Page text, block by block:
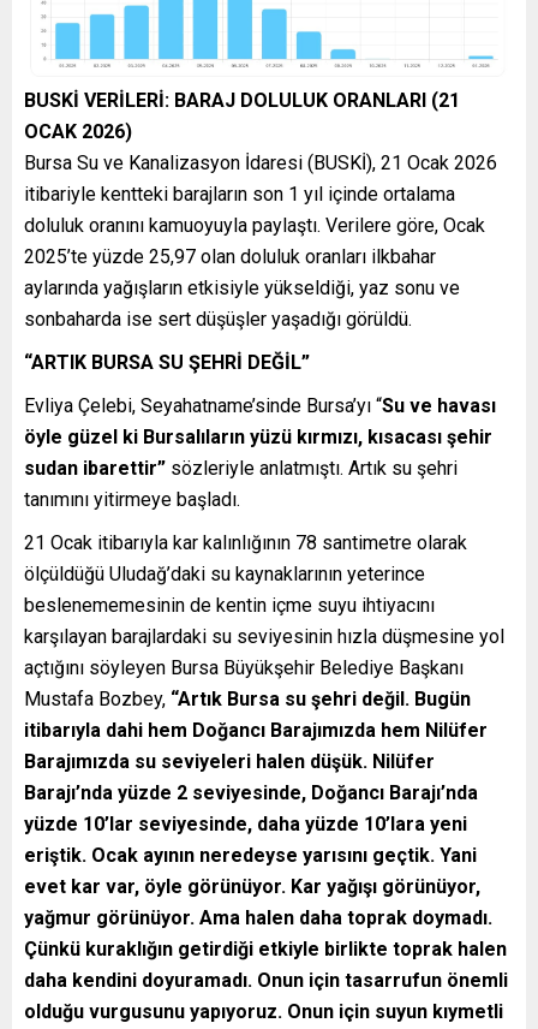
BUSKİ VERİLERİ: BARAJ DOLULUK ORANLARI (21
OCAK 2026)
Bursa Su ve Kanalizasyon İdaresi (BUSKİ), 21 Ocak 2026
itibariyle kentteki barajların son 1 yıl içinde ortalama
doluluk oranını kamuoyuyla paylaştı. Verilere göre, Ocak
2025’te yüzde 25,97 olan doluluk oranları ilkbahar
aylarında yağışların etkisiyle yükseldiği, yaz sonu ve
sonbaharda ise sert düşüşler yaşadığı görüldü.
“ARTIK BURSA SU ŞEHRİ DEĞİL”
Evliya Çelebi, Seyahatname’sinde Bursa’yı “Su ve havası
öyle güzel ki Bursalıların yüzü kırmızı, kısacası şehir
sudan ibarettir” sözleriyle anlatmıştı. Artık su şehri
tanımını yitirmeye başladı.
21 Ocak itibarıyla kar kalınlığının 78 santimetre olarak
ölçüldüğü Uludağ’daki su kaynaklarının yeterince
beslenememesinin de kentin içme suyu ihtiyacını
karşılayan barajlardaki su seviyesinin hızla düşmesine yol
açtığını söyleyen Bursa Büyükşehir Belediye Başkanı
Mustafa Bozbey, “Artık Bursa su şehri değil. Bugün
itibarıyla dahi hem Doğancı Barajımızda hem Nilüfer
Barajımızda su seviyeleri halen düşük. Nilüfer
Barajı’nda yüzde 2 seviyesinde, Doğancı Barajı’nda
yüzde 10’lar seviyesinde, daha yüzde 10’lara yeni
eriştik. Ocak ayının neredeyse yarısını geçtik. Yani
evet kar var, öyle görünüyor. Kar yağışı görünüyor,
yağmur görünüyor. Ama halen daha toprak doymadı.
Çünkü kuraklığın getirdiği etkiyle birlikte toprak halen
daha kendini doyuramadı. Onun için tasarrufun önemli
olduğu vurgusunu yapıyoruz. Onun için suyun kıymetli